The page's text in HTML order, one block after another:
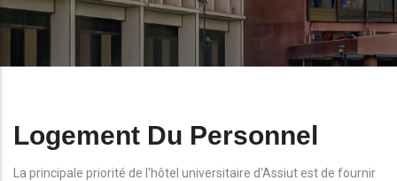
Logement Du Personnel
La principale priorité de l'hôtel universitaire d'Assiut est de fournir